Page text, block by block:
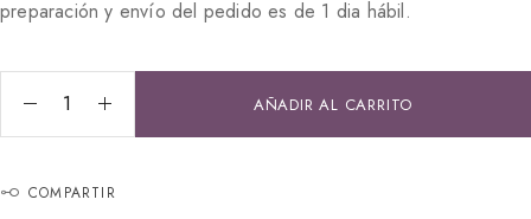
preparación y envío del pedido es de 1 dia hábil.
AÑADIR AL CARRITO
COMPARTIR